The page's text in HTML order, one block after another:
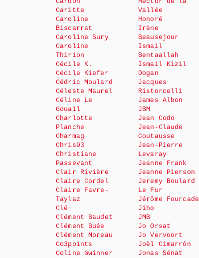
Caritte
Caroline
Biscarrat
Caroline Sury
Caroline
Thirion
Cécile K.
Cécile Kiefer
Cédric Moulard
Céleste Maurel
Céline Le
Gouail
Charlotte
Planche
Charmag
Chris93
Christiane
Passevant
Clair Rivière
Claire Cordel
Claire Favre-
Taylaz
Clé
Clément Baudet
Clément Buée
Clément Moreau
Co3points
Coline Gwinner
Vallée
Honoré
Irène
Beausejour
Ismail
Bentaallah
Ismail Kizil
Dogan
Jacques
Ristorcelli
James Albon
JBM
Jean Codo
Jean-Claude
Coutausse
Jean-Pierre
Levaray
Jeanne Frank
Jeanne Pierson
Jeremy Boulard
Le Fur
Jérôme Fourcade
Jiho
JMB
Jo Orsat
Jo Vervoort
Joël Cimarrón
Jonas Sénat